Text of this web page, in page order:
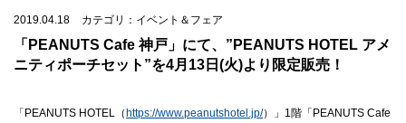
DOMAIN
2019.04.18 カテゴリ：イベント＆フェア
「PEANUTS Cafe 神戸」にて、”PEANUTS HOTEL アメ
ニティポーチセット”を4月13日(火)より限定販売！
「PEANUTS HOTEL（ https://www.peanutshotel.jp/）」1階「PEANUTS Cafe